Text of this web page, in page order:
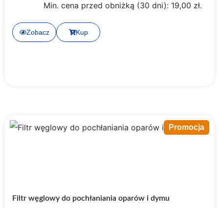
Min. cena przed obniżką (30 dni): 19,00 zł.
Zobacz Kup
Promocja
Filtr węglowy do pochłaniania oparów i dymu